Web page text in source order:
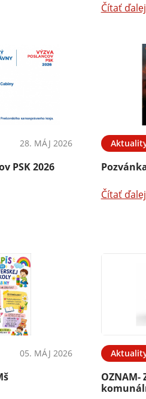
Čítať ďalej
28. MÁJ 2026
PSK 2026
Čítať ďalej
05. MÁJ 2026
OZNAM-